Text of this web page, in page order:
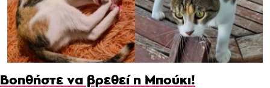
Βοηθήστε να βρεθεί η Μπούκι!